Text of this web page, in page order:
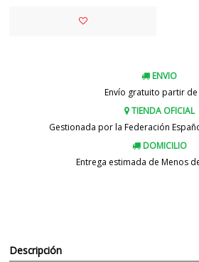
ENVIO
Envío gratuito partir de
TIENDA OFICIAL
Gestionada por la Federación
DOMICILIO
Entrega estimada de Menos
Descripción